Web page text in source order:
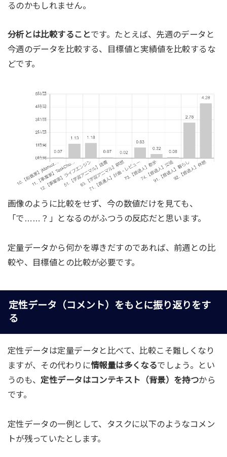
るのかもしれません。
分析とは比較することです。たとえば、先週のデータと
今週のデータを比較する、目標値と実績値を比較するな
どです。
画像のように比較をせず、今の数値だけを見ても、
「で……？」となるのがふつうの反応だと思います。
定量データから何かを導きだすのであれば、前週との比
較や、目標値との比較が必要です。
定性データ（コメント）をもとに振り返りをす
る
定性データは定量データと比べて、比較こそ難しくなり
ますが、その代わりに情報量は多くなるでしょう。とい
うのも、 定性データはコンテキスト（背景）を持つから
です。
定性データの一例として、タスクに以下のようなコメン
トが残っていたとします。